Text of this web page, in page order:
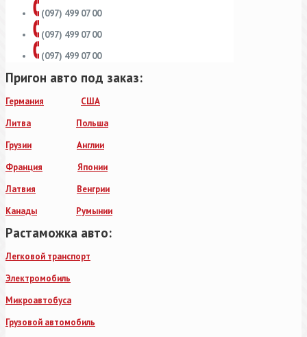
(097) 499 07 00
(097) 499 07 00
(097) 499 07 00
Пригон авто под заказ:
Германия
США
Литва
Польша
Грузии
Англии
Франция
Японии
Латвия
Венгрии
Канады
Румынии
Растаможка авто:
Легковой транспорт
Электромобиль
Микроавтобуса
Грузовой автомобиль